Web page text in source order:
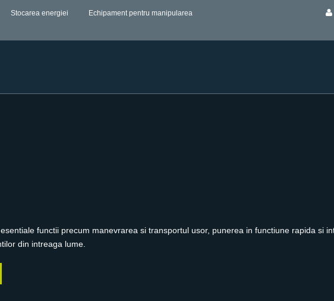
Stocarea energiei
Echipament pentru manipularea
functii precum manevrarea si transportul usor, punerea in functiune rapida si
din intreaga lume.